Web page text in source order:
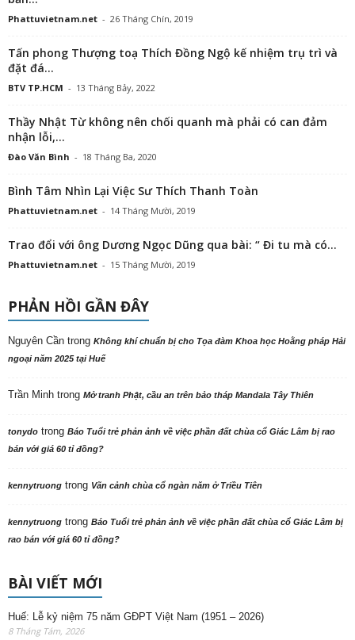
Phattuvietnam.net - 26 Tháng Chín, 2019
Tấn phong Thượng toạ Thích Đồng Ngộ kế nhiệm trụ trì và
đặt đá...
BTV TP.HCM - 13 Tháng Bảy, 2022
Thầy Nhật Từ không nên chối quanh mà phải có can đảm
nhận lỗi,...
Đào Văn Bình - 18 Tháng Ba, 2020
Bình Tâm Nhìn Lại Việc Sư Thích Thanh Toàn
Phattuvietnam.net - 14 Tháng Mười, 2019
Trao đổi với ông Dương Ngọc Dũng qua bài: “ Đi tu mà có...
Phattuvietnam.net - 15 Tháng Mười, 2019
PHẢN HỒI GẦN ĐÂY
Nguyên Cần trong Không khí chuẩn bị cho Tọa đàm Khoa học Hoằng pháp Hải
ngoại năm 2025 tại Huế
Trần Minh trong Mở tranh Phật, cầu an trên bảo tháp Mandala Tây Thiên
tonydo trong Báo Tuổi trẻ phản ảnh về việc phần đất chùa cổ Giác Lâm bị rao
bán với giá 60 tỉ đồng?
kennytruong trong Vãn cảnh chùa cổ ngàn năm ở Triều Tiên
kennytruong trong Báo Tuổi trẻ phản ảnh về việc phần đất chùa cổ Giác Lâm bị
rao bán với giá 60 tỉ đồng?
BÀI VIẾT MỚI
Huế: Lễ kỷ niệm 75 năm GĐPT Việt Nam (1951 – 2026)
8 Tháng Tám, 2026